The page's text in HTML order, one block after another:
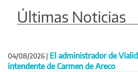
Últimas Noticias
04/08/2026 | El administrador de
intendente de Carmen de Areco